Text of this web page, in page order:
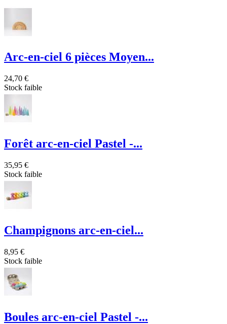
Arc-en-ciel 6 pièces Moyen...
24,70 €
Stock faible
Forêt arc-en-ciel Pastel -...
35,95 €
Stock faible
Champignons arc-en-ciel...
8,95 €
Stock faible
Boules arc-en-ciel Pastel -...